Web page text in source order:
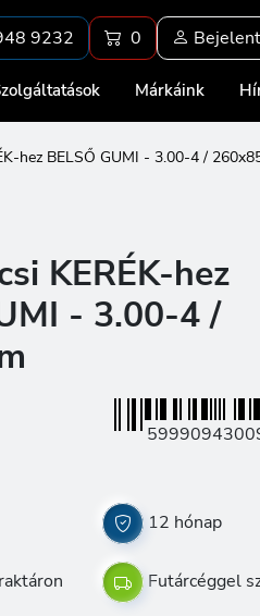
9232 0
Márkáink
hez BELSŐ GUMI - 3.00-4 /
KERÉK-hez
- 3.00-4 /
12 hónap
Futárcéggel